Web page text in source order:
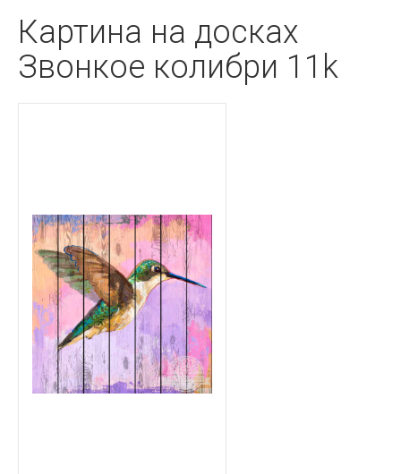
Картина на досках
Звонкое колибри 11k